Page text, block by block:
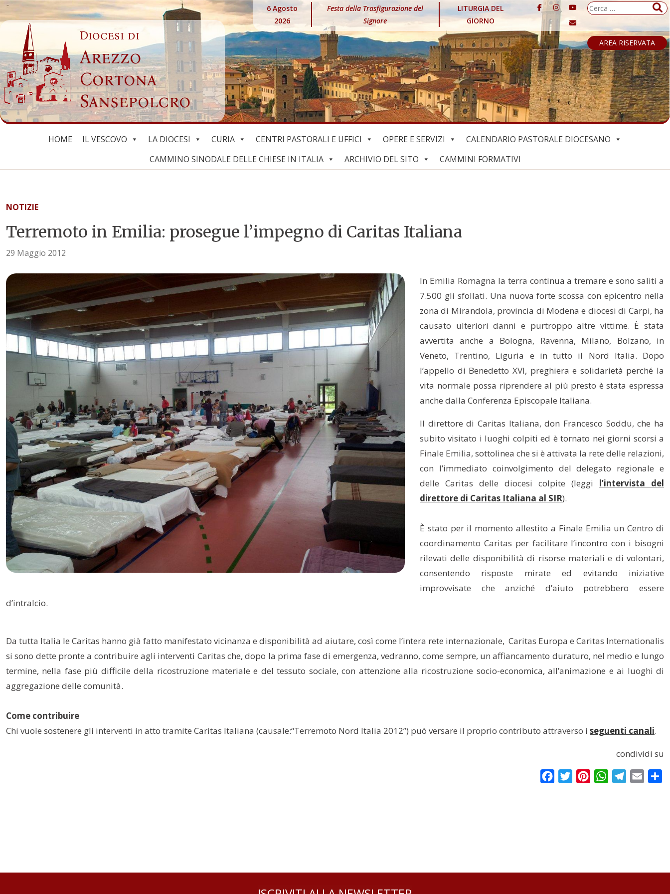
Skip
to
content
Diocesi di
Arezzo
Cortona
Sansepolcro
6 Agosto
2026
Festa della Trasfigurazione del
Signore
LITURGIA DEL
GIORNO
Ricerca
AREA RISERVATA
HOME IL VESCOVO LA DIOCESI CURIA CENTRI PASTORALI E UFFICI OPERE E SERVIZI
CALENDARIO PASTORALE DIOCESANO
CAMMINO SINODALE DELLE CHIESE IN ITALIA
ARCHIVIO DEL SITO CAMMINI FORMATIVI
NOTIZIE
Terremoto in Emilia: prosegue l’impegno di Caritas Italiana
29 Maggio 2012
In Emilia Romagna la terra continua a tremare e sono saliti a
7.500 gli sfollati. Una nuova forte scossa con epicentro nella
zona di Mirandola, provincia di Modena e diocesi di Carpi, ha
causato ulteriori danni e purtroppo altre vittime. È stata
avvertita anche a Bologna, Ravenna, Milano, Bolzano, in
Veneto, Trentino, Liguria e in tutto il Nord Italia. Dopo
l’appello di Benedetto XVI, preghiera e solidarietà perché la
vita normale possa riprendere al più presto è stata espressa
anche dalla Conferenza Episcopale Italiana.
Il direttore di Caritas Italiana, don Francesco Soddu, che ha
subito visitato i luoghi colpiti ed è tornato nei giorni scorsi a
Finale Emilia, sottolinea che si è attivata la rete delle relazioni,
con l’immediato coinvolgimento del delegato regionale e
delle Caritas delle diocesi colpite (leggi l’intervista del
direttore di Caritas Italiana al SIR).
È stato per il momento allestito a Finale Emilia un Centro di
coordinamento Caritas per facilitare l’incontro con i bisogni
rilevati delle disponibilità di risorse materiali e di volontari,
consentendo risposte mirate ed evitando iniziative
improvvisate che anziché d’aiuto potrebbero essere
d’intralcio.
Da tutta Italia le Caritas hanno già fatto manifestato vicinanza e disponibilità ad aiutare, così come l’intera rete internazionale, Caritas Europa e Caritas Internationalis
si sono dette pronte a contribuire agli interventi Caritas che, dopo la prima fase di emergenza, vedranno, come sempre, un affiancamento duraturo, nel medio e lungo
termine, nella fase più difficile della ricostruzione materiale e del tessuto sociale, con attenzione alla ricostruzione socio-economica, all’animazione e ai luoghi di
aggregazione delle comunità.
Come contribuire
Chi vuole sostenere gli interventi in atto tramite Caritas Italiana (causale:“Terremoto Nord Italia 2012”) può versare il proprio contributo attraverso i seguenti canali.
condividi su
FacebookTwitterPinterestWhatsAppTelegram
Email